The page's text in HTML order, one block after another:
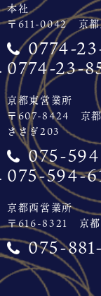
本社
〒611-0042 京都
0774-
0774-23-
京都東営業所
〒607-8424 京都
ささぎ203
075-
075-594-
京都西営業所
〒616-8321 京都
075-